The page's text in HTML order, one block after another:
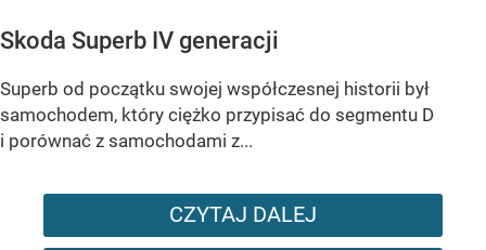
Skoda Superb IV generacji
Superb od początku swojej współczesnej historii był
samochodem, który ciężko przypisać do segmentu D
i porównać z samochodami z...
CZYTAJ DALEJ